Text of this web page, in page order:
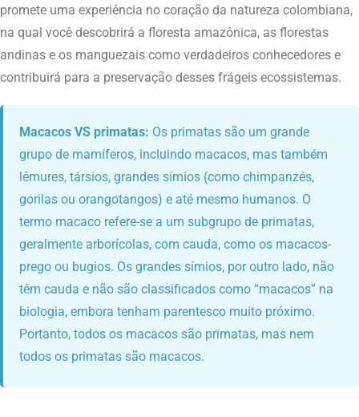
promete uma experiência no coração da natureza colombiana,
na qual você descobrirá a floresta amazônica, as florestas
andinas e os manguezais como verdadeiros conhecedores e
contribuirá para a preservação desses frágeis ecossistemas.
Macacos VS primatas: Os primatas são um grande
grupo de mamíferos, incluindo macacos, mas também
lêmures, társios, grandes símios (como chimpanzés,
gorilas ou orangotangos) e até mesmo humanos. O
termo macaco refere-se a um subgrupo de primatas,
geralmente arborícolas, com cauda, como os macacos-
prego ou bugios. Os grandes símios, por outro lado, não
têm cauda e não são classificados como “macacos” na
biologia, embora tenham parentesco muito próximo.
Portanto, todos os macacos são primatas, mas nem
todos os primatas são macacos.